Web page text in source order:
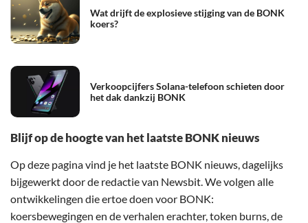
Wat drijft de explosieve stijging van de BONK
koers?
Verkoopcijfers Solana-telefoon schieten door
het dak dankzij BONK
Blijf op de hoogte van het laatste BONK nieuws
Op deze pagina vind je het laatste BONK nieuws, dagelijks
bijgewerkt door de redactie van Newsbit. We volgen alle
ontwikkelingen die ertoe doen voor BONK:
koersbewegingen en de verhalen erachter, token burns, de